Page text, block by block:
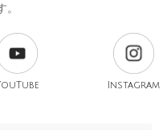
Instagram